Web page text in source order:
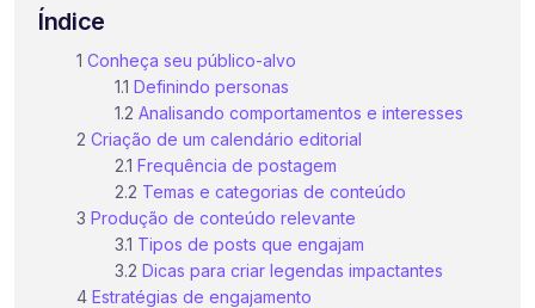
Índice
Conheça seu público-alvo
Definindo personas
Analisando comportamentos e interesses
Criação de um calendário editorial
Frequência de postagem
Temas e categorias de conteúdo
Produção de conteúdo relevante
Tipos de posts que engajam
Dicas para criar legendas impactantes
Estratégias de engajamento